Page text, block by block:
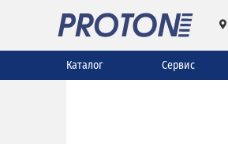
Каталог Сервис